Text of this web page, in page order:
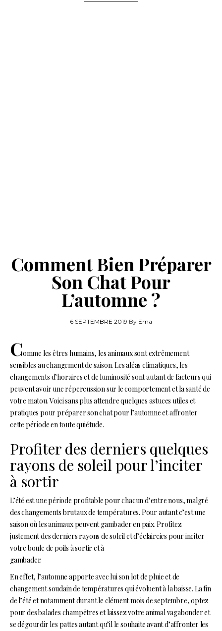
Comment Bien Préparer
Son Chat Pour
L’automne ?
6 SEPTEMBRE 2019 By Ema
Comme les êtres humains, les animaux sont extrêmement
sensibles au changement de saison. Les aléas climatiques, les
changements d’horaires et de luminosité sont autant de facteurs qui
peuvent avoir une répercussion sur le comportement et la santé de
votre matou. Voici sans plus attendre quelques astuces utiles et
pratiques pour préparer son chat pour l’automne et affronter
cette période en toute quiétude.
Profiter des derniers quelques
rayons de soleil pour l’inciter
à sortir
L’été est une période profitable pour chacun d’entre nous, malgré
des changements brutaux de températures. Pour autant c’est une
saison où les animaux peuvent gambader en paix. Profitez
justement des derniers rayons de soleil et d’éclaircies pour inciter
votre boule de poils à sortir et à
gambader.
En effet, l’automne apporte avec lui son lot de pluie et de
changement soudain de températures qui évoluent à la baisse. La fin
de l’été et notamment durant le clément mois de septembre, optez
pour des balades champêtres et laissez votre animal vagabonder et
se dégourdir les pattes autant qu’il le souhaite avant d’affronter les